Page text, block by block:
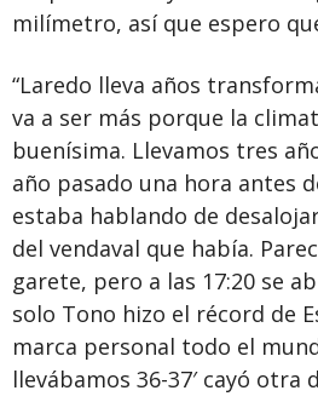
milímetro, así que espero
“Laredo lleva años
va a ser más porque la
buenísima. Llevamos tres
año pasado una hora antes
estaba hablando de
del vendaval que había.
garete, pero a las 17:20 se
solo Tono hizo el récord de
marca personal todo el
llevábamos 36-37′ cayó otra